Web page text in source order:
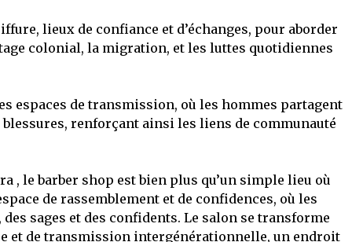
lieux de confiance et d’échanges, pour aborder
colonial, la migration, et les luttes quotidiennes
espaces de transmission, où les hommes partagent
renforçant ainsi les liens de communauté
, le barber shop est bien plus qu’un simple lieu où
de rassemblement et de confidences, où les
sages et des confidents. Le salon se transforme
et de transmission intergénérationnelle, un endroit